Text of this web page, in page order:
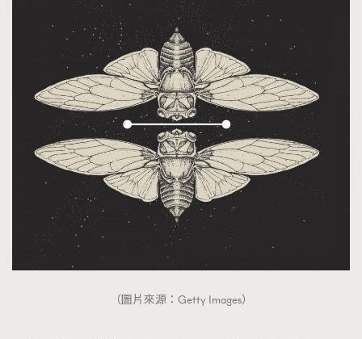
（圖片來源：Getty Images）